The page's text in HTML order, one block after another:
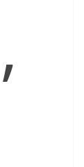
,